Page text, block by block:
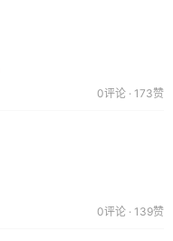
0评论 · 173赞
0评论 · 139赞